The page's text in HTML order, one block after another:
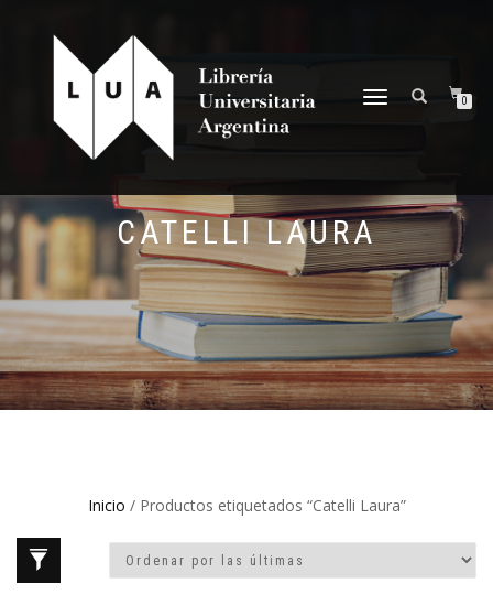
NAVEGACIÓN
0
CATELLI LAURA
Inicio / Productos etiquetados “Catelli Laura”